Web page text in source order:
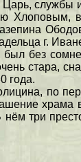
службы
Хлоповым,
г.
был без
стара,
года.
по
храма
три